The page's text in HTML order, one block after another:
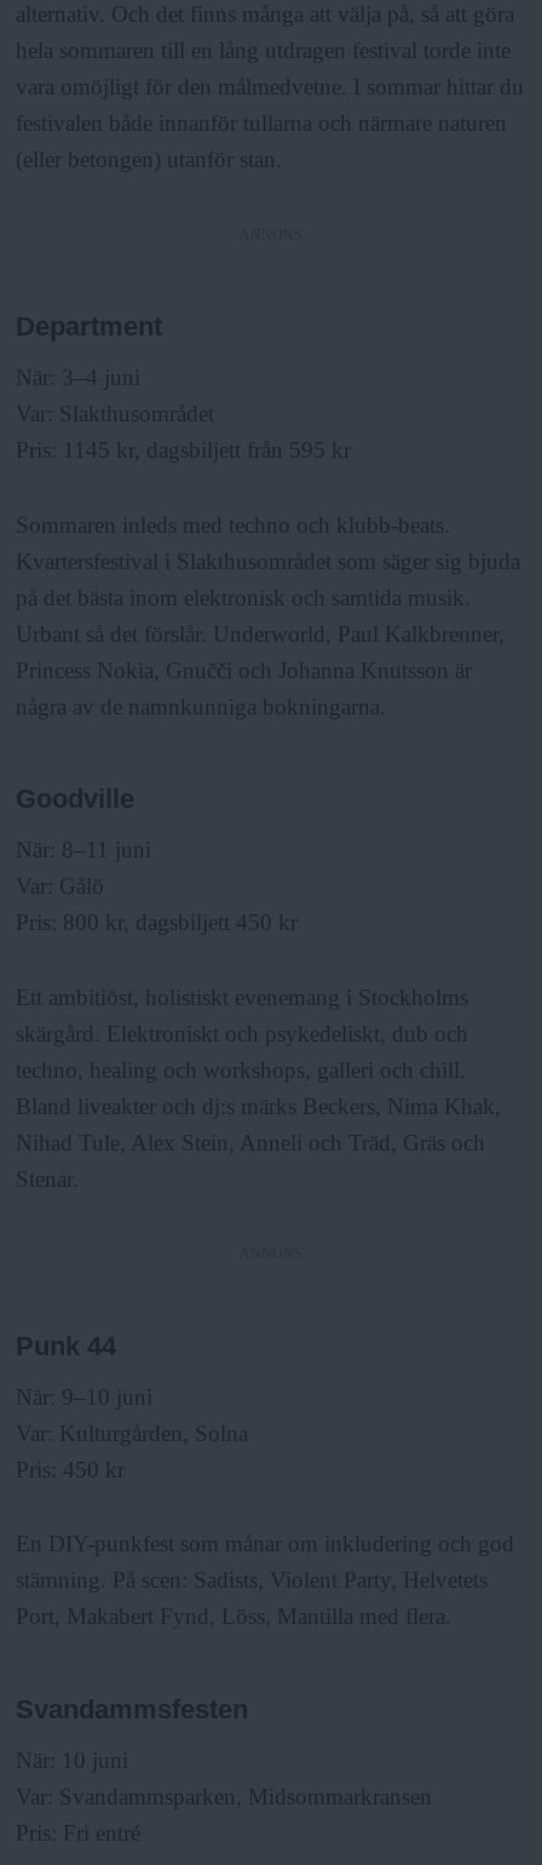
alternativ. Och det finns många att välja på, så att göra
hela sommaren till en lång utdragen festival torde inte
vara omöjligt för den målmedvetne. I sommar hittar du
festivalen både innanför tullarna och närmare naturen
(eller betongen) utanför stan.
Department
När: 3–4 juni
Var: Slakthusområdet
Pris: 1145 kr, dagsbiljett från 595 kr
Sommaren inleds med techno och klubb-beats.
Kvartersfestival i Slakthusområdet som säger sig bjuda
på det bästa inom elektronisk och samtida musik.
Urbant så det förslår. Underworld, Paul Kalkbrenner,
Princess Nokia, Gnučči och Johanna Knutsson är
några av de namnkunniga bokningarna.
Goodville
När: 8–11 juni
Var: Gålö
Pris: 800 kr, dagsbiljett 450 kr
Ett ambitiöst, holistiskt evenemang i Stockholms
skärgård. Elektroniskt och psykedeliskt, dub och
techno, healing och workshops, galleri och chill.
Bland liveakter och dj:s märks Beckers, Nima Khak,
Nihad Tule, Alex Stein, Anneli och Träd, Gräs och
Stenar.
Punk 44
När: 9–10 juni
Var: Kulturgården, Solna
Pris: 450 kr
En DIY-punkfest som månar om inkludering och god
stämning. På scen: Sadists, Violent Party, Helvetets
Port, Makabert Fynd, Löss, Mantilla med flera.
Svandammsfesten
När: 10 juni
Var: Svandammsparken, Midsommarkransen
Pris: Fri entré